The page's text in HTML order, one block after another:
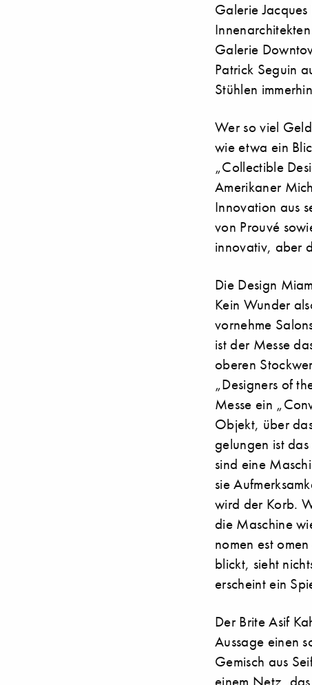
Galerie
Galerie
Patrick Seguin
Stühlen
Wer so viel
wie etwa ein
„Collectible
Amerikaner
Innovation aus
von Prouvé
innovativ, aber
Die Design
Kein Wunder
vornehme
ist der Messe
oberen
„Designers of
Messe ein
Objekt, über
gelungen ist
sind eine
sie
wird der Korb.
die Maschine
nomen est
blickt, sieht
erscheint ein
Der Brite Asif
Aussage einen
Gemisch aus
einem Netz,